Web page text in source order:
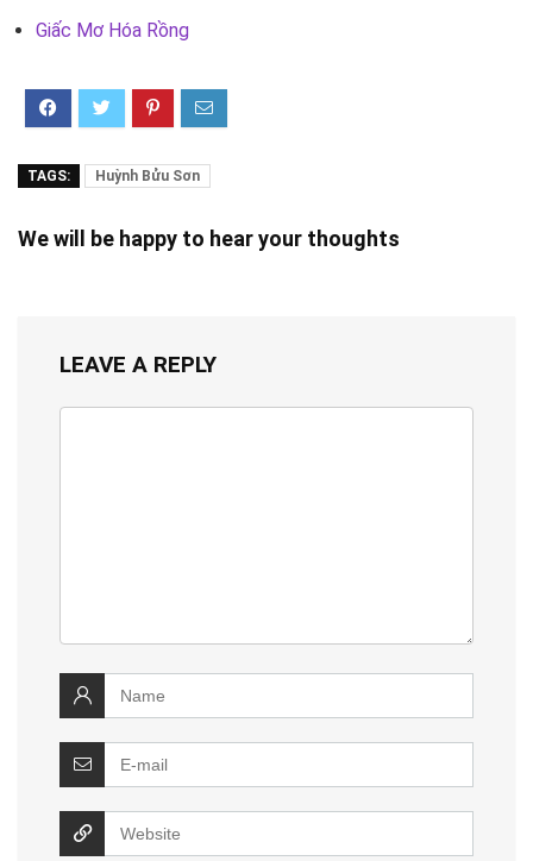
Giấc Mơ Hóa Rồng
TAGS: Huỳnh Bửu Sơn
We will be happy to hear your thoughts
LEAVE A REPLY